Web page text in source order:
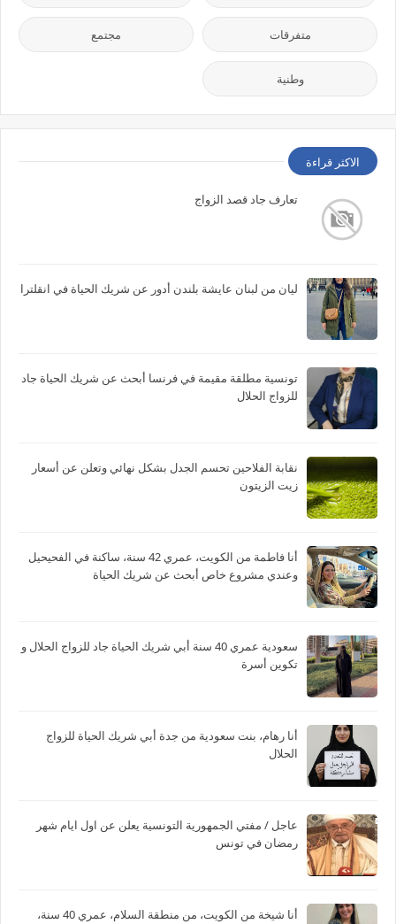
متفرقات مجتمع
وطنية
الاكثر قراءة
تعارف جاد قصد الزواج
ليان من لبنان عايشة بلندن أدور عن شريك الحياة في انقلترا
تونسية مطلقة مقيمة في فرنسا أبحث عن شريك الحياة جاد
للزواج الحلال
نقابة الفلاحين تحسم الجدل بشكل نهائي وتعلن عن أسعار
زيت الزيتون
أنا فاطمة من الكويت، عمري 42 سنة، ساكنة في الفحيحيل
وعندي مشروع خاص أبحث عن شريك الحياة
سعودية عمري 40 سنة أبي شريك الحياة جاد للزواج الحلال و
تكوين أسرة
أنا رهام، بنت سعودية من جدة أبي شريك الحياة للزواج
الحلال
عاجل / مفتي الجمهورية التونسية يعلن عن اول ايام شهر
رمضان في تونس
أنا شيخة من الكويت، من منطقة السلام، عمري 40 سنة،